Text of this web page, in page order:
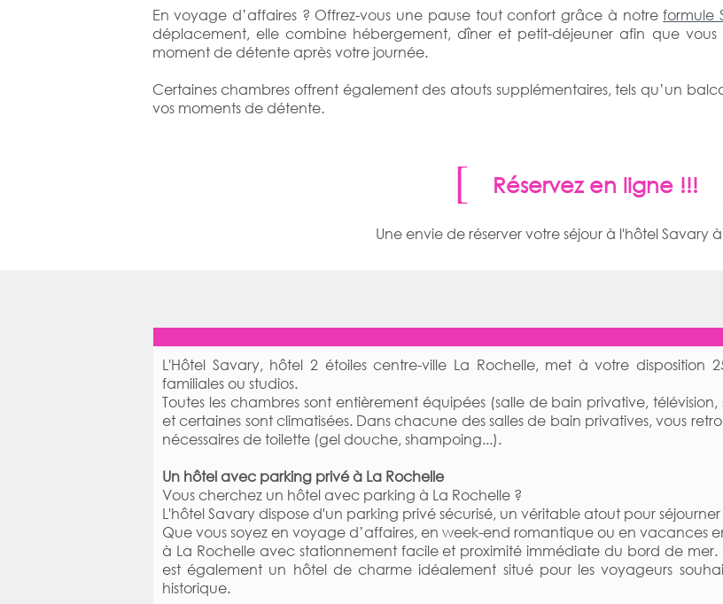
En voyage d’affaires ? Offrez-vous une pause tout confort grâce à notreformule
déplacement, elle combine hébergement, dîner et petit-déjeuner afin que vous
moment de détente après votre journée.
Certaines chambres offrent également des atouts supplémentaires, tels qu’un
vos moments de détente.
Réservez en ligne !!!
Une envie de réserver votre séjour à l'hôtel Savary
L'Hôtel Savary, hôtel 2 étoiles centre-ville La Rochelle, met à votre disposition
familiales ou studios.
Toutes les chambres sont entièrement équipées (salle de bain privative,
et certaines sont climatisées. Dans chacune des salles de bain privatives, vous
nécessaires de toilette (gel douche, shampoing...).
Un hôtel avec parking privé à La Rochelle
Vous cherchez un hôtel avec parking à La Rochelle ?
L'hôtel Savary dispose d'un parking privé sécurisé, un véritable atout pour
Que vous soyez en voyage d’affaires, en week-end romantique ou en vacances
à La Rochelle avec stationnement facile et proximité immédiate du bord de
est également un hôtel de charme idéalement situé pour les voyageurs
historique.